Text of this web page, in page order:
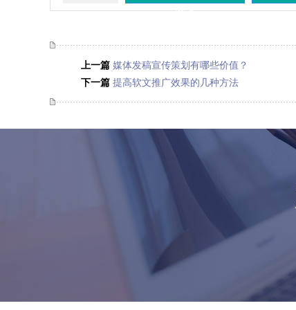
网上
上一篇 媒体发稿宣传策划有哪些价值？
下一篇 提高软文推广效果的几种方法